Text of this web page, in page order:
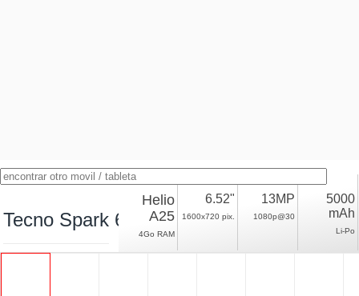
Tecno Spark 6 Go 4/64
Helio
A25
4Go RAM
6.52"
1600x720 pix.
13MP
1080p@30
5000
mAh
Li-Po